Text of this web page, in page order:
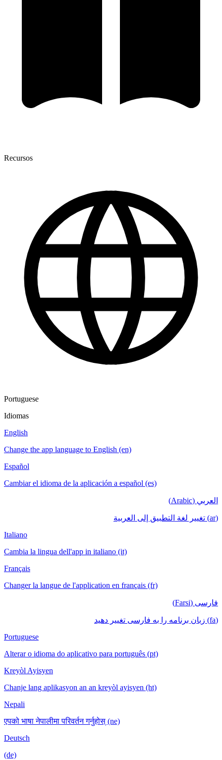
Recursos
Portuguese
Idiomas
English
Change the app language to English (en)
Español
Cambiar el idioma de la aplicación a español (es)
العربي (Arabic)
(ar) تغيير لغة التطبيق إلى العربية
Italiano
Cambia la lingua dell'app in italiano (it)
Français
Changer la langue de l'application en français (fr)
فارسی (Farsi)
(fa) زبان برنامه را به فارسی تغییر دهید
Portuguese
Alterar o idioma do aplicativo para português (pt)
Kreyòl Ayisyen
Chanje lang aplikasyon an an kreyòl ayisyen (ht)
Nepali
एपको भाषा नेपालीमा परिवर्तन गर्नुहोस् (ne)
Deutsch
(de)